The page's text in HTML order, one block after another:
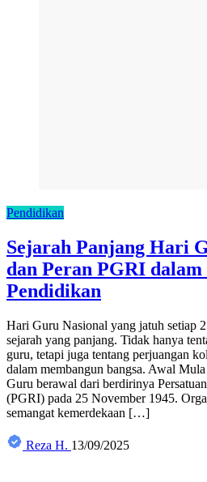
Pendidikan
Sejarah Panjang Hari
dan Peran PGRI
Pendidikan
Hari Guru Nasional yang jatuh setiap
sejarah yang panjang. Tidak hanya
guru, tetapi juga tentang perjuangan
dalam membangun bangsa. Awal
Guru berawal dari berdirinya
(PGRI) pada 25 November 1945.
semangat kemerdekaan […]
Reza H. 13/09/2025